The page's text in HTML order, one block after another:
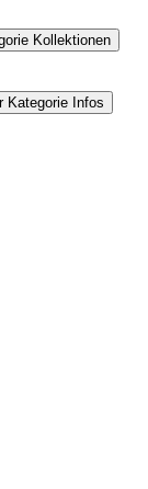
Kollektionen
Kategorie Infos